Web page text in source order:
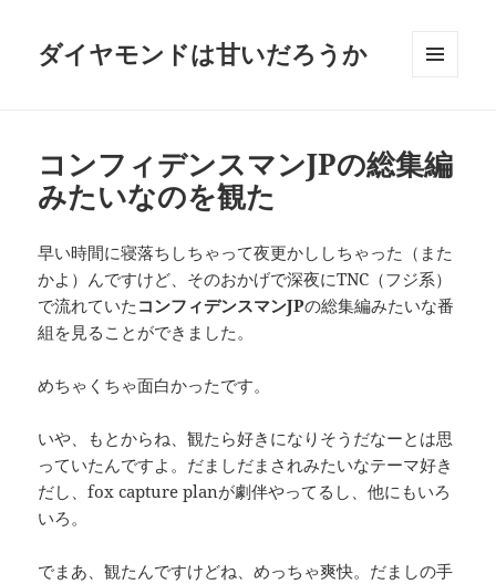
ダイヤモンドは甘いだろうか
ット
コンフィデンスマンJPの総集編
みたいなのを観た
早い時間に寝落ちしちゃって夜更かししちゃった（また
かよ）んですけど、そのおかげで深夜にTNC（フジ系）
で流れていた コンフィデンスマンJPの総集編みたいな番
組を見ることができました。
めちゃくちゃ面白かったです。
いや、もとからね、観たら好きになりそうだなーとは思
っていたんですよ。だましだまされみたいなテーマ好き
だし、fox capture planが劇伴やってるし、他にもいろ
いろ。
でまあ、観たんですけどね、めっちゃ爽快。だましの手